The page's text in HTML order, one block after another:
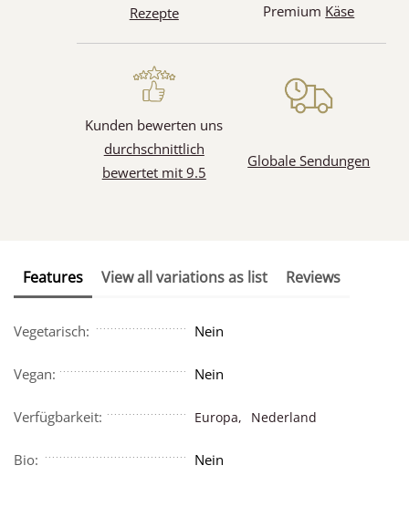
Rezepte
Premium Käse
Kunden bewerten uns
durchschnittlich
bewertet mit 9.5
Globale Sendungen
Features View all variations as list Reviews
Vegetarisch: Nein
Vegan: Nein
Verfügbarkeit: Europa, Nederland
Bio: Nein